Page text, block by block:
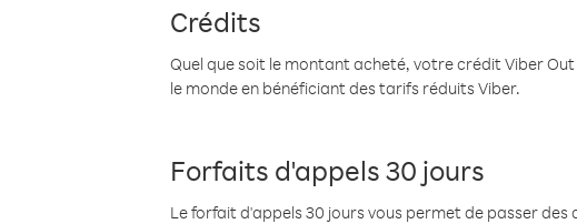
Crédits
Quel que soit le montant acheté, votre crédit Viber
le monde en bénéficiant des tarifs réduits Viber.
Forfaits d'appels 30 jours
Le forfait d'appels 30 jours vous permet de passer